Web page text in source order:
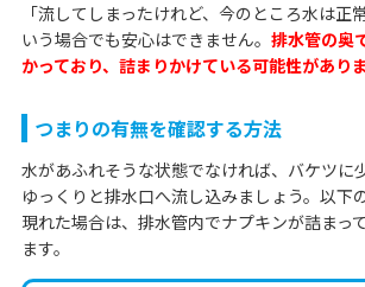
「流してしまったけれど、今のところ水は正
いう場合でも安心はできません。 排水管の奥
かっており、詰まりかけている可能性がありま
つまりの有無を確認する方法
水があふれそうな状態でなければ、バケツに
ゆっくりと排水口へ流し込みましょう。以下
現れた場合は、排水管内でナプキンが詰まっ
ます。